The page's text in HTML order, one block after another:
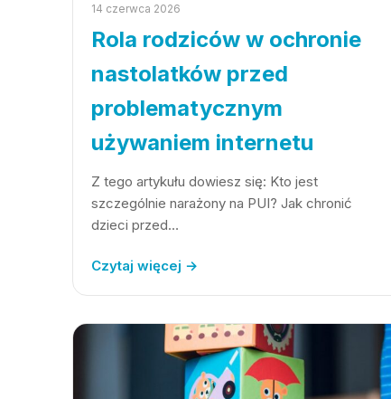
14 czerwca 2026
Rola rodziców w ochronie
nastolatków przed
problematycznym
używaniem internetu
Z tego artykułu dowiesz się: Kto jest
szczególnie narażony na PUI? Jak chronić
dzieci przed…
Czytaj więcej →